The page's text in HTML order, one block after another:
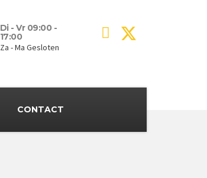
Di - Vr 09:00 -
17:00
Za - Ma Gesloten
CONTACT